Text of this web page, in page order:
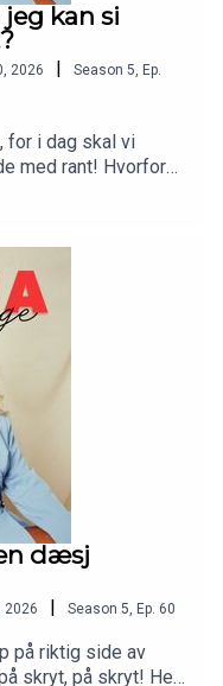
jeg kan si
2026 Season 5, Ep.
for i dag skal vi
med rant! Hvorfor
Hva skal til for å kalle
Hvorfor har Lone
selv? Og Hanna er
rant høyt…
dæsj
2026 Season 5, Ep. 60
på riktig side av
skryt, på skryt! Her